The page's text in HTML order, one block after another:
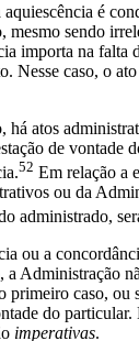
é
mesmo sendo
importa na falta
Nesse caso, o
há atos
de vontade
52 Em relação a
ou da
administrado,
ou a
a Administração
primeiro caso, ou
do particular.
imperativas.